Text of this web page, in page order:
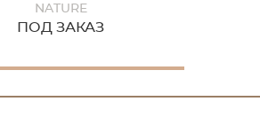
NATURE
ПОД ЗАКАЗ